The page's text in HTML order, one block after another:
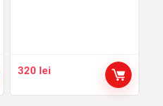
320 lei